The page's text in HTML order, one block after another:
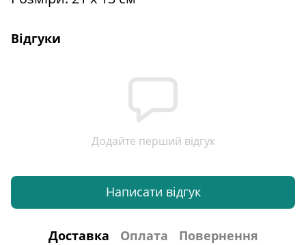
Відгуки
Додайте перший відгук
Написати відгук
Доставка Оплата Повернення